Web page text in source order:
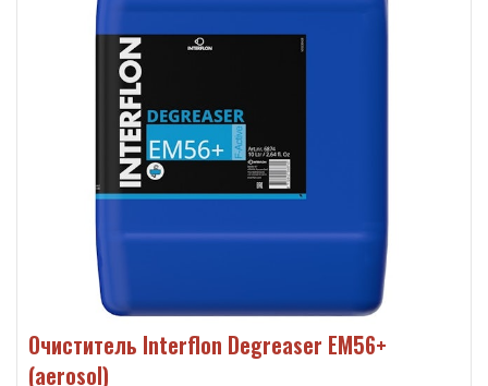
Очиститель Interflon Degreaser EM56+
(aerosol)